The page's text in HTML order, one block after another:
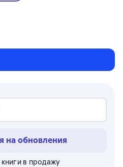
на обновления
в продажу